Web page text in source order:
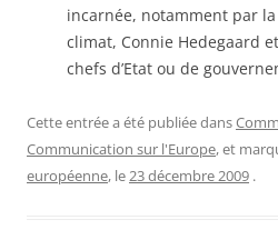
incarnée, notamment par
climat, Connie Hedegaard
chefs d’Etat ou de
Cette entrée a été publiée dans
Communication sur l'Europe, et
européenne, le23 décembre 2009 .